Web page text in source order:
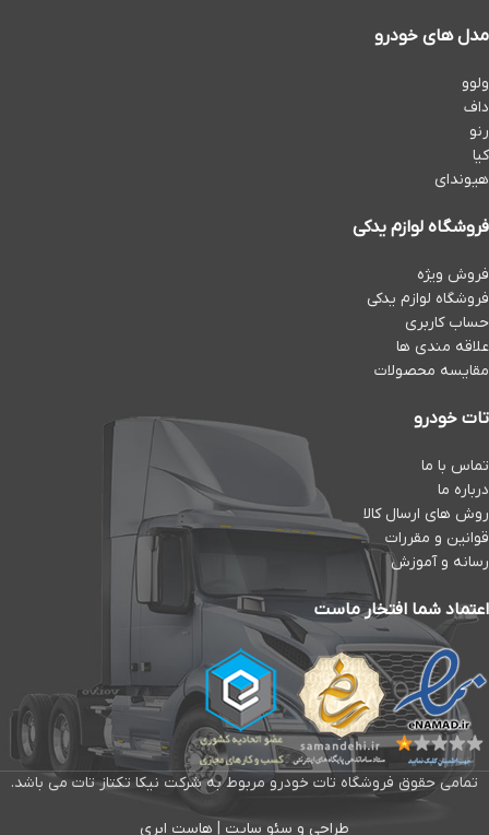
مدل های خودرو
ولوو
داف
رنو
کیا
هیوندای
فروشگاه لوازم یدکی
فروش ویژه
فروشگاه لوازم یدکی
حساب کاربری
علاقه مندی ها
مقایسه محصولات
تات خودرو
تماس با ما
درباره ما
روش های ارسال کالا
قوانین و مقررات
رسانه و آموزش
اعتماد شما افتخار ماست
تمامی حقوق فروشگاه تات خودرو مربوط به شرکت نیکا تکتاز تات می باشد.
طراحی و سئو سایت هاست ابری